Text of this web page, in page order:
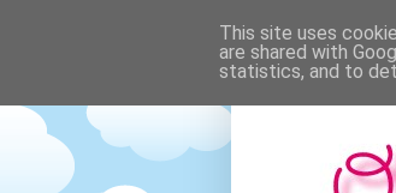
This site uses
are shared with
statistics, and to